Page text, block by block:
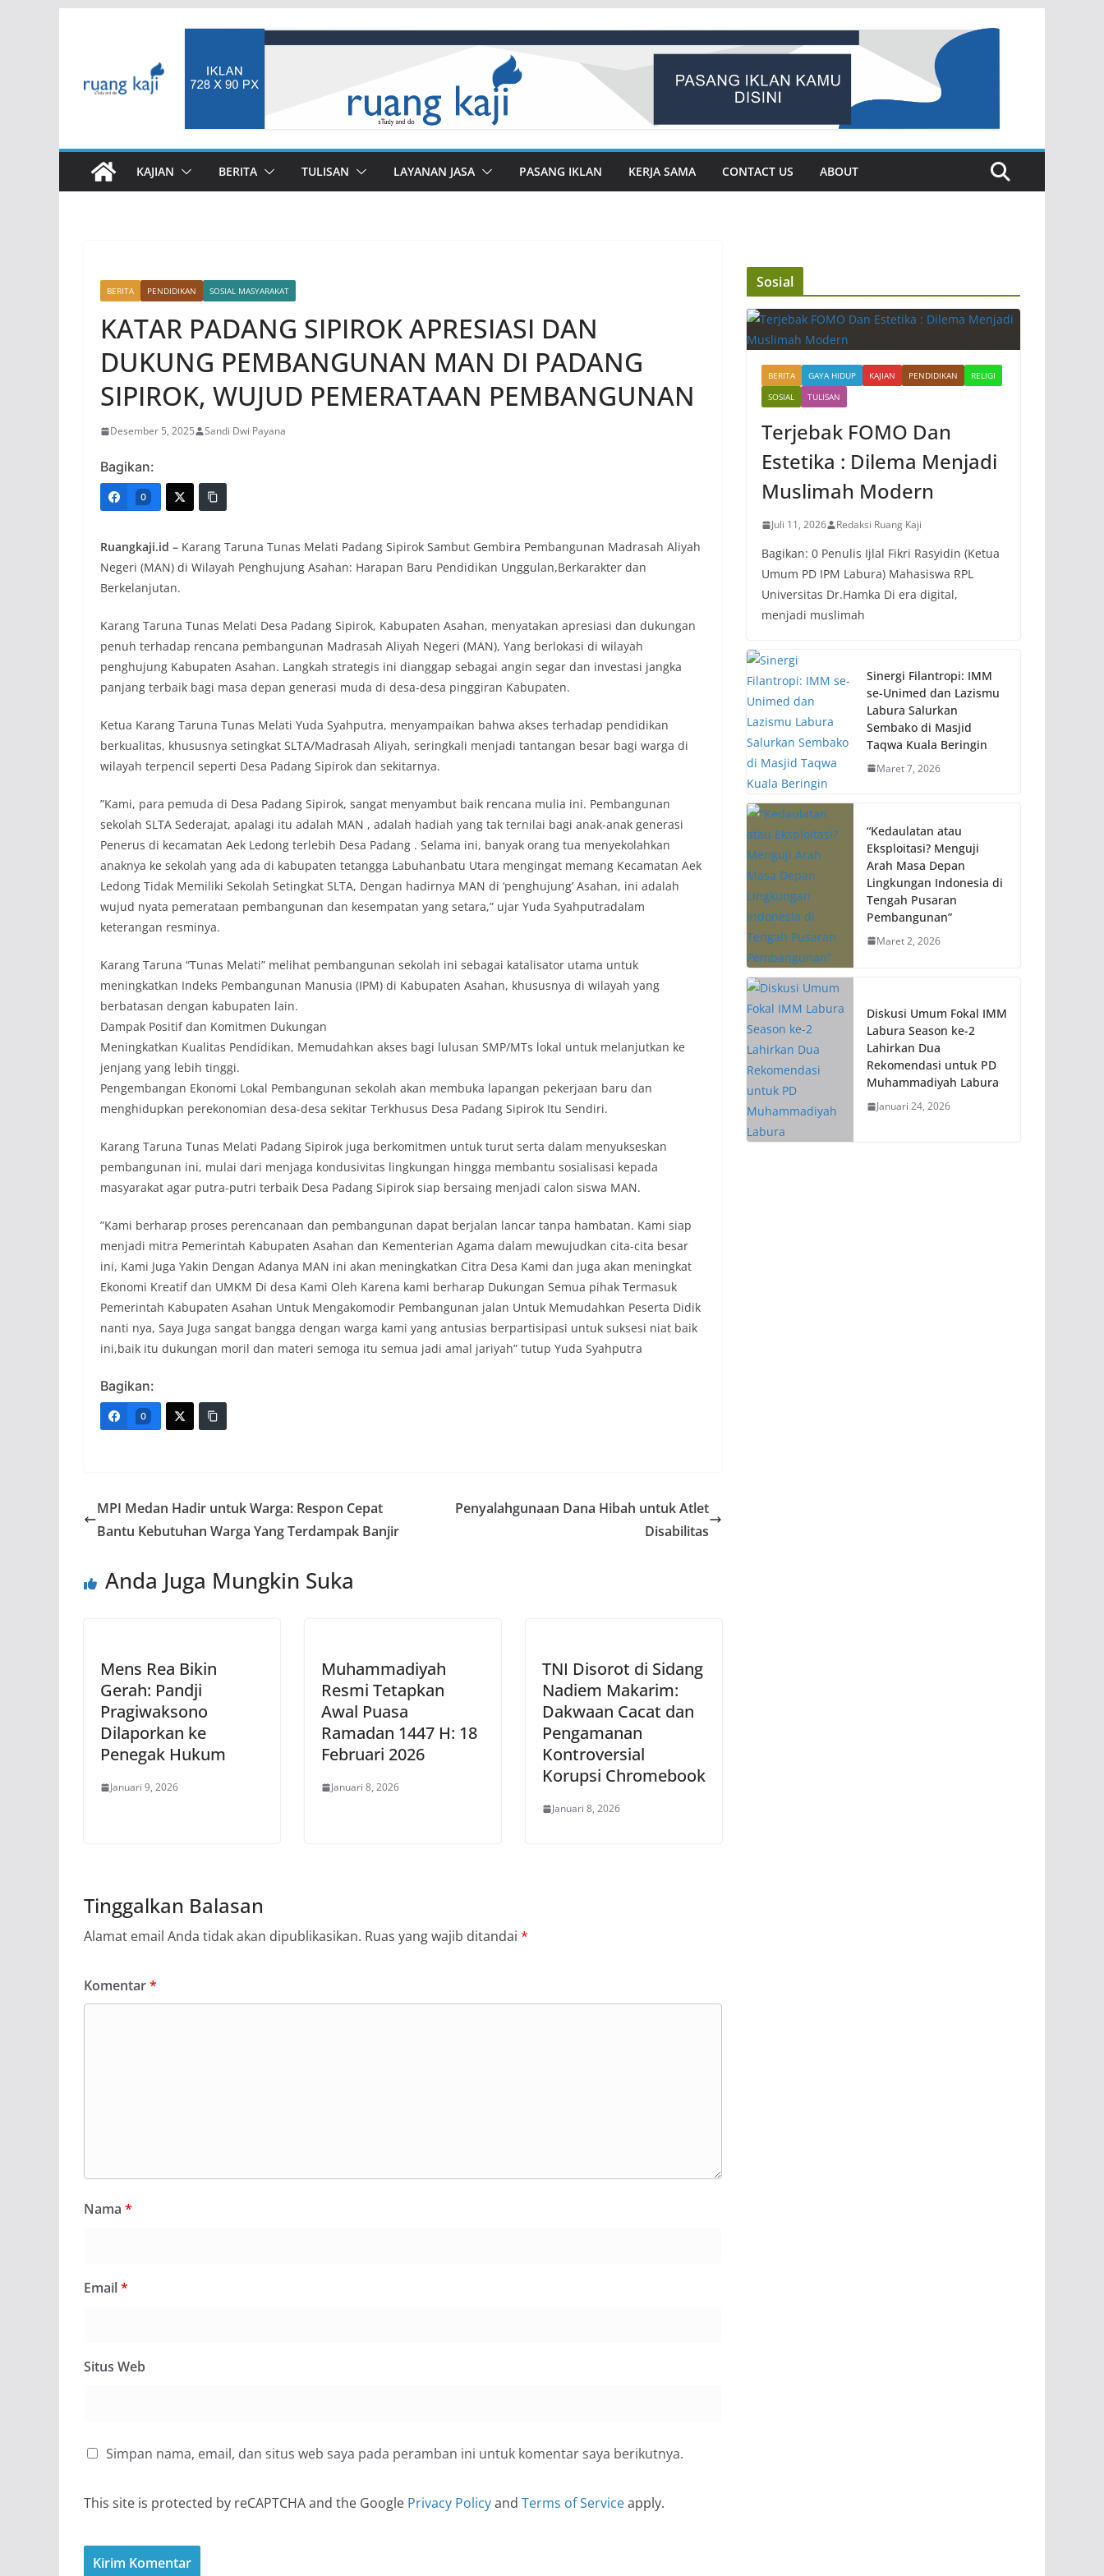
KAJIAN BERITA TULISAN LAYANAN JASA PASANG IKLAN KERJA SAMA CONTACT US ABOUT
BERITA PENDIDIKAN SOSIAL MASYARAKAT
KATAR PADANG SIPIROK APRESIASI DAN
DUKUNG PEMBANGUNAN MAN DI PADANG
SIPIROK, WUJUD PEMERATAAN PEMBANGUNAN
Desember 5, 2025 Sandi Dwi Payana
Bagikan:
0
Ruangkaji.id – Karang Taruna Tunas Melati Padang Sipirok Sambut Gembira Pembangunan Madrasah Aliyah
Negeri (MAN) di Wilayah Penghujung Asahan: Harapan Baru Pendidikan Unggulan,Berkarakter dan
Berkelanjutan.
Karang Taruna Tunas Melati Desa Padang Sipirok, Kabupaten Asahan, menyatakan apresiasi dan dukungan
penuh terhadap rencana pembangunan Madrasah Aliyah Negeri (MAN), Yang berlokasi di wilayah
penghujung Kabupaten Asahan. Langkah strategis ini dianggap sebagai angin segar dan investasi jangka
panjang terbaik bagi masa depan generasi muda di desa-desa pinggiran Kabupaten.
​Ketua Karang Taruna Tunas Melati Yuda Syahputra, menyampaikan bahwa akses terhadap pendidikan
berkualitas, khususnya setingkat SLTA/Madrasah Aliyah, seringkali menjadi tantangan besar bagi warga di
wilayah terpencil seperti Desa Padang Sipirok dan sekitarnya.
​”Kami, para pemuda di Desa Padang Sipirok, sangat menyambut baik rencana mulia ini. Pembangunan
sekolah SLTA Sederajat, apalagi itu adalah MAN , adalah hadiah yang tak ternilai bagi anak-anak generasi
Penerus di kecamatan Aek Ledong terlebih Desa Padang . Selama ini, banyak orang tua menyekolahkan
anaknya ke sekolah yang ada di kabupaten tetangga Labuhanbatu Utara mengingat memang Kecamatan Aek
Ledong Tidak Memiliki Sekolah Setingkat SLTA, Dengan hadirnya MAN di ‘penghujung’ Asahan, ini adalah
wujud nyata pemerataan pembangunan dan kesempatan yang setara,” ujar Yuda Syahputradalam
keterangan resminya.
​Karang Taruna “Tunas Melati” melihat pembangunan sekolah ini sebagai katalisator utama untuk
meningkatkan Indeks Pembangunan Manusia (IPM) di Kabupaten Asahan, khususnya di wilayah yang
berbatasan dengan kabupaten lain.
​Dampak Positif dan Komitmen Dukungan
​Meningkatkan Kualitas Pendidikan, Memudahkan akses bagi lulusan SMP/MTs lokal untuk melanjutkan ke
jenjang yang lebih tinggi.
​Pengembangan Ekonomi Lokal Pembangunan sekolah akan membuka lapangan pekerjaan baru dan
menghidupkan perekonomian desa-desa sekitar Terkhusus Desa Padang Sipirok Itu Sendiri.
​Karang Taruna Tunas Melati Padang Sipirok juga berkomitmen untuk turut serta dalam menyukseskan
pembangunan ini, mulai dari menjaga kondusivitas lingkungan hingga membantu sosialisasi kepada
masyarakat agar putra-putri terbaik Desa Padang Sipirok siap bersaing menjadi calon siswa MAN.
​”Kami berharap proses perencanaan dan pembangunan dapat berjalan lancar tanpa hambatan. Kami siap
menjadi mitra Pemerintah Kabupaten Asahan dan Kementerian Agama dalam mewujudkan cita-cita besar
ini, Kami Juga Yakin Dengan Adanya MAN ini akan meningkatkan Citra Desa Kami dan juga akan meningkat
Ekonomi Kreatif dan UMKM Di desa Kami Oleh Karena kami berharap Dukungan Semua pihak Termasuk
Pemerintah Kabupaten Asahan Untuk Mengakomodir Pembangunan jalan Untuk Memudahkan Peserta Didik
nanti nya, Saya Juga sangat bangga dengan warga kami yang antusias berpartisipasi untuk suksesi niat baik
ini,baik itu dukungan moril dan materi semoga itu semua jadi amal jariyah” tutup Yuda Syahputra
Bagikan:
0
MPI Medan Hadir untuk Warga: Respon Cepat
Bantu Kebutuhan Warga Yang Terdampak Banjir
Penyalahgunaan Dana Hibah untuk Atlet
Disabilitas
Anda Juga Mungkin Suka
Mens Rea Bikin
Gerah: Pandji
Pragiwaksono
Dilaporkan ke
Penegak Hukum
Januari 9, 2026
Muhammadiyah
Resmi Tetapkan
Awal Puasa
Ramadan 1447 H: 18
Februari 2026
Januari 8, 2026
TNI Disorot di Sidang
Nadiem Makarim:
Dakwaan Cacat dan
Pengamanan
Kontroversial
Korupsi Chromebook
Januari 8, 2026
Tinggalkan Balasan
Alamat email Anda tidak akan dipublikasikan. Ruas yang wajib ditandai *
Komentar*
Nama *
Email*
Situs Web
Simpan nama, email, dan situs web saya pada peramban ini untuk komentar saya berikutnya.
This site is protected by reCAPTCHA and the Google Privacy Policyand Terms of Serviceapply.
Sosial
BERITA GAYA HIDUP KAJIAN PENDIDIKAN
RELIGI
SOSIAL
TULISAN
Terjebak FOMO Dan
Estetika : Dilema Menjadi
Muslimah Modern
Juli 11, 2026 Redaksi Ruang Kaji
Bagikan: 0 Penulis Ijlal Fikri Rasyidin (Ketua
Umum PD IPM Labura) Mahasiswa RPL
Universitas Dr.Hamka Di era digital,
menjadi muslimah
Sinergi Filantropi: IMM
se-Unimed dan Lazismu
Labura Salurkan
Sembako di Masjid
Taqwa Kuala Beringin
Maret 7, 2026
“Kedaulatan atau
Eksploitasi? Menguji
Arah Masa Depan
Lingkungan Indonesia di
Tengah Pusaran
Pembangunan”
Maret 2, 2026
Diskusi Umum Fokal IMM
Labura Season ke-2
Lahirkan Dua
Rekomendasi untuk PD
Muhammadiyah Labura
Januari 24, 2026